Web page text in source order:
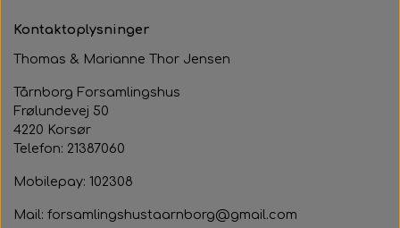
Kontaktoplysninger
Thomas & Marianne Thor Jensen
Tårnborg Forsamlingshus
Frølundevej 50
4220 Korsør
Telefon: 21387060
Mobilepay: 102308
Mail: forsamlingshustaarnborg@gmail.com